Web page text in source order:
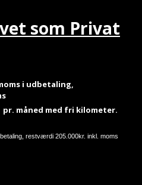
som Privat
i udbetaling,
pr. måned med fri kilometer.
restværdi 205.000kr. inkl. moms